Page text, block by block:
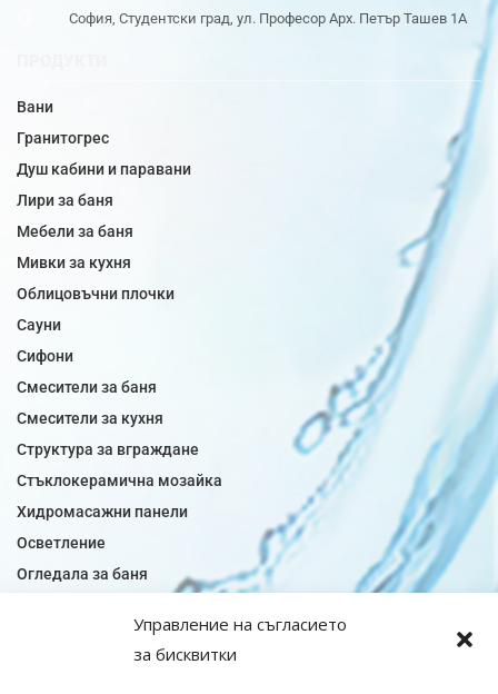
Управление на съгласието
за бисквитки
София, Студентски град, ул. Професор Арх. Петър Ташев 1А
Вани
Гранитогрес
Душ кабини и паравани
Лири за баня
Мебели за баня
Мивки за кухня
Облицовъчни плочки
Сауни
Сифони
Смесители за баня
Смесители за кухня
Структура за вграждане
Стъклокерамична мозайка
Хидромасажни панели
Осветление
Огледала за баня
Плочки за кухня